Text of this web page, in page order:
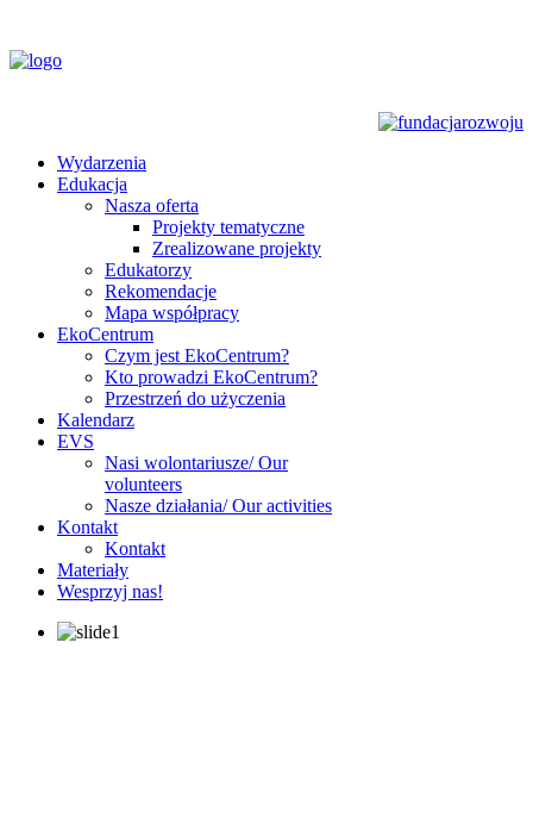
Wydarzenia
Edukacja
Nasza oferta
Projekty tematyczne
Zrealizowane projekty
Edukatorzy
Rekomendacje
Mapa współpracy
EkoCentrum
Czym jest EkoCentrum?
Kto prowadzi EkoCentrum?
Przestrzeń do użyczenia
Kalendarz
EVS
Nasi wolontariusze/ Our
volunteers
Nasze działania/ Our activities
Kontakt
Kontakt
Materiały
Wesprzyj nas!